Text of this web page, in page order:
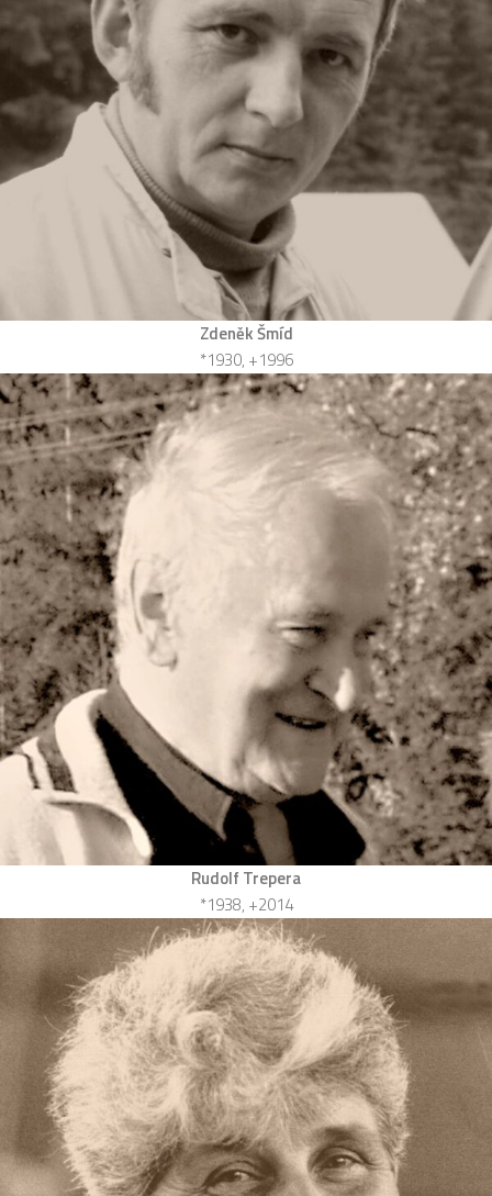
Zdeněk Šmíd
*1930, +1996
Rudolf Trepera
*1938, +2014